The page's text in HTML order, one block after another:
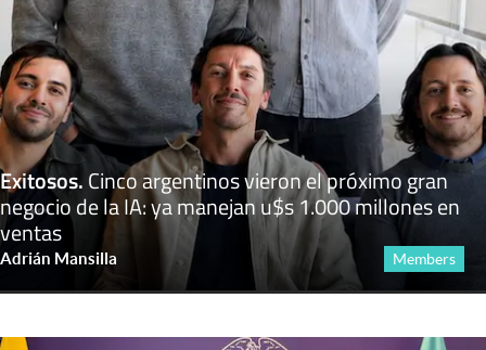
Exitosos.Cinco argentinos vieron el próximo gran
negocio de la IA: ya manejan u$s 1.000 millones en
ventas
Adrián Mansilla Members